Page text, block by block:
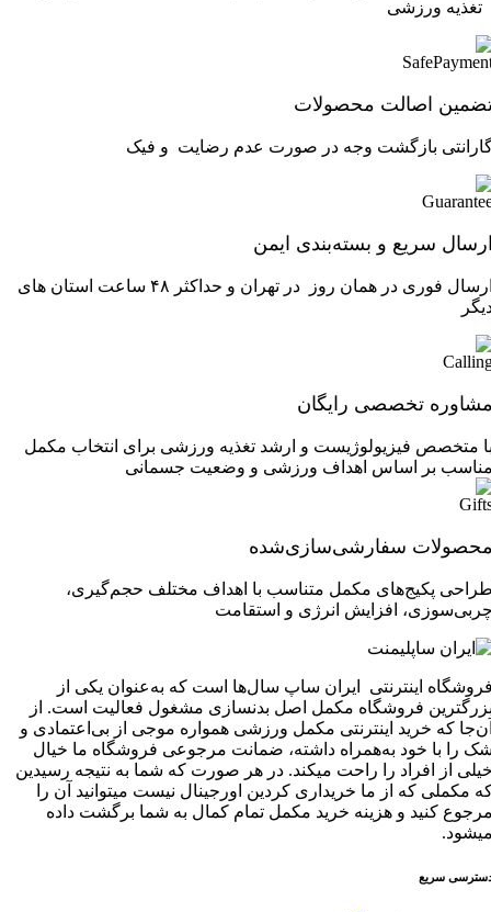
تغذیه ورزشی
اصالت محصولات
بازگشت وجه در صورت عدم رضایت و فیک
سریع و بسته‌بندی ایمن
ارسال فوری در همان روز در تهران و حداکثر ۴۸ ساعت استان های
تخصصی رایگان
متخصص فیزیولوژیست و ارشد تغذیه ورزشی برای انتخاب مکمل
بر اساس اهداف ورزشی و وضعیت جسمانی
سفارشی‌سازی‌شده
پکیج‌های مکمل متناسب با اهداف مختلف حجم‌گیری،
افزایش انرژی و استقامت
اینترنتی ایران ساپ سال‌ها است که به‌عنوان یکی از
فروشگاه مکمل اصل بدنسازی مشغول فعالیت است. از
که خرید اینترنتی مکمل ورزشی همواره موجی از بی‌اعتمادی و
را با خود به‌همراه داشته، ضمانت مرجوعی فروشگاه ما خیال
از افراد را راحت میکند. در هر صورت که شما به نتیجه رسیدین
مکملی که از ما خریداری کردین اورجینال نیست میتوانید آن را
کنید و هزینه خرید مکمل تمام کمال به شما برگشت داده
سریع